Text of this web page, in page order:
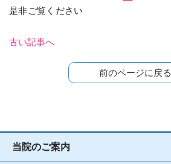
是非ご覧ください
古い記事へ
前のページに戻る
当院のご案内